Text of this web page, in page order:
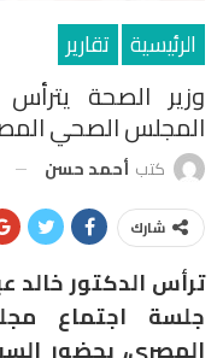
الرئيسية تقارير
وزير الصحة
المجلس الصحي
كتب أحمد حسن
شارك
ترأس الدكتور خالد
جلسة اجتماع